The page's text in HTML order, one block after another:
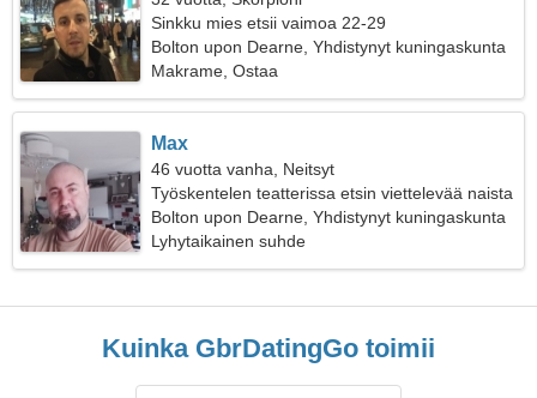
Sinkku mies etsii vaimoa 22-29
Bolton upon Dearne, Yhdistynyt kuningaskunta
Makrame, Ostaa
Max
46 vuotta vanha, Neitsyt
Työskentelen teatterissa etsin viettelevää naista
Bolton upon Dearne, Yhdistynyt kuningaskunta
Lyhytaikainen suhde
Kuinka GbrDatingGo toimii